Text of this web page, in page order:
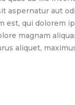
aspernatur aut
qui dolorem
magnam
aliquet,